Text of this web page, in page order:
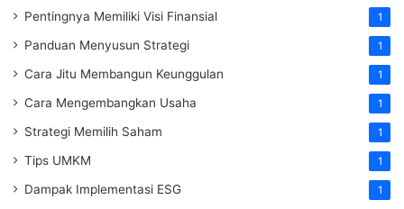
Pentingnya Memiliki Visi Finansial 1
Panduan Menyusun Strategi 1
Cara Jitu Membangun Keunggulan 1
Cara Mengembangkan Usaha 1
Strategi Memilih Saham 1
Tips UMKM 1
Dampak Implementasi ESG 1